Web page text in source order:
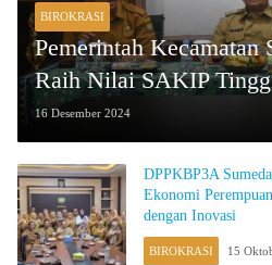
BIROKRASI
Pemerintah Kecamatan
Raih Nilai SAKIP
16 Desember 2024
DPPKBP3A
Ekonomi
dengan Inovasi
BIROKRASI 15